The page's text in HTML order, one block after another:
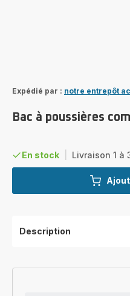
Expédié par : notre entrepôt
Bac à poussières
En stock Livraison 1 à
Description